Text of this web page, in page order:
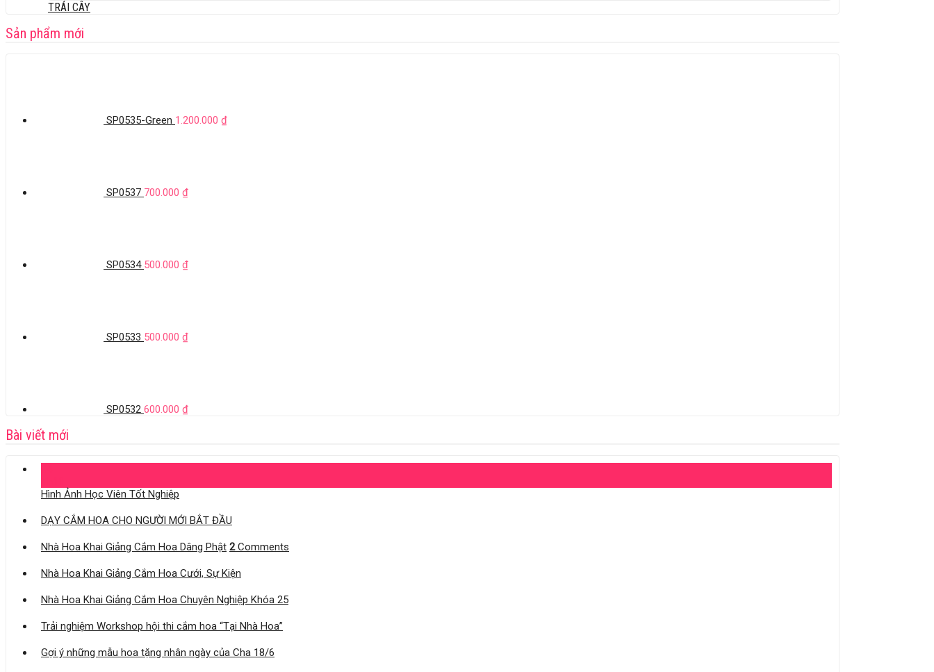
TRÁI CÂY
Sản phẩm mới
SP0535-Green 1.200.000 ₫
SP0537 700.000 ₫
SP0534 500.000 ₫
SP0533 500.000 ₫
SP0532 600.000 ₫
Bài viết mới
Hình Ảnh Học Viên Tốt Nghiệp
DẠY CẮM HOA CHO NGƯỜI MỚI BẮT ĐẦU
Nhà Hoa Khai Giảng Cắm Hoa Dâng Phật 2Comments
Nhà Hoa Khai Giảng Cắm Hoa Cưới, Sự Kiện
Nhà Hoa Khai Giảng Cắm Hoa Chuyên Nghiệp Khóa 25
Trải nghiệm Workshop hội thi cắm hoa “Tại Nhà Hoa”
Gợi ý những mẫu hoa tặng nhân ngày của Cha 18/6